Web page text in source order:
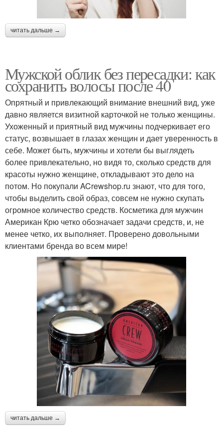
читать дальше →
Мужской облик без пересадки: как
сохранить волосы после 40
Опрятный и привлекающий внимание внешний вид, уже
давно является визитной карточкой не только женщины.
Ухоженный и приятный вид мужчины подчеркивает его
статус, возвышает в глазах женщин и дает уверенность в
себе. Может быть, мужчины и хотели бы выглядеть
более привлекательно, но видя то, сколько средств для
красоты нужно женщине, откладывают это дело на
потом. Но покупали ACrewshop.ru знают, что для того,
чтобы выделить свой образ, совсем не нужно скупать
огромное количество средств. Косметика для мужчин
Американ Крю четко обозначает задачи средств, и, не
менее четко, их выполняет. Проверено довольными
клиентами бренда во всем мире!
читать дальше →